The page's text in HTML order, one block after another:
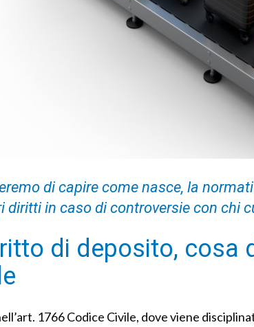
di capire come nasce, la
diritti in caso di controversie con chi
di deposito, cosa
1766 Codice Civile, dove viene